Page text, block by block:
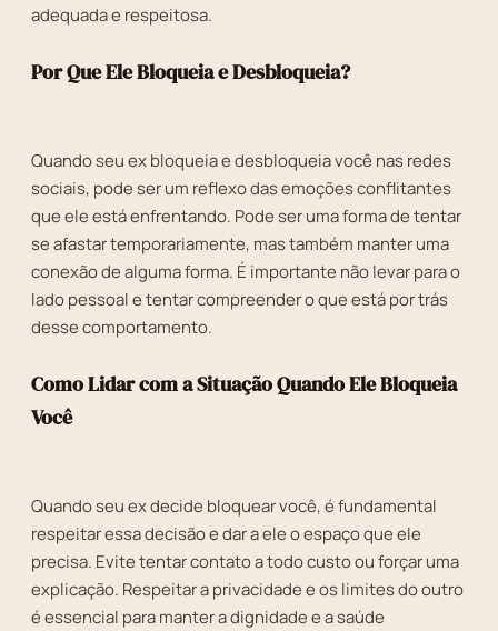
adequada e respeitosa.
Por Que Ele Bloqueia e Desbloqueia?
Quando seu ex bloqueia e desbloqueia você nas redes
sociais, pode ser um reflexo das emoções conflitantes
que ele está enfrentando. Pode ser uma forma de tentar
se afastar temporariamente, mas também manter uma
conexão de alguma forma. É importante não levar para o
lado pessoal e tentar compreender o que está por trás
desse comportamento.
Como Lidar com a Situação Quando Ele Bloqueia
Você
Quando seu ex decide bloquear você, é fundamental
respeitar essa decisão e dar a ele o espaço que ele
precisa. Evite tentar contato a todo custo ou forçar uma
explicação. Respeitar a privacidade e os limites do outro
é essencial para manter a dignidade e a saúde